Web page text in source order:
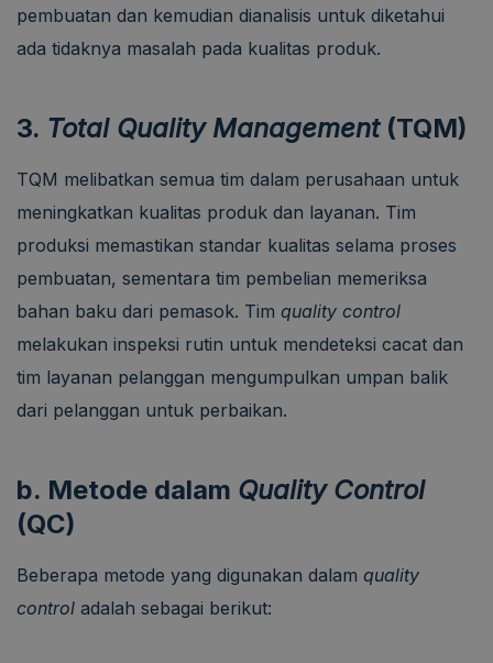
pembuatan dan kemudian dianalisis untuk diketahui
ada tidaknya masalah pada kualitas produk.
3. Total Quality Management(TQM)
TQM melibatkan semua tim dalam perusahaan untuk
meningkatkan kualitas produk dan layanan. Tim
produksi memastikan standar kualitas selama proses
pembuatan, sementara tim pembelian memeriksa
bahan baku dari pemasok. Tim quality control
melakukan inspeksi rutin untuk mendeteksi cacat dan
tim layanan pelanggan mengumpulkan umpan balik
dari pelanggan untuk perbaikan.
b. Metode dalam Quality Control
(QC)
Beberapa metode yang digunakan dalam quality
control adalah sebagai berikut: